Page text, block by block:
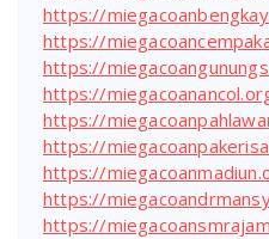
https://
https://
https://
https://
https://
https://
https://
https://
https://